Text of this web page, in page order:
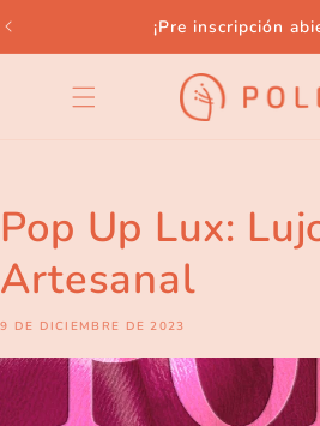
directamente
al contenido
¡Pre inscripción
Pop Up Lux:
Artesanal
9 DE DICIEMBRE DE 2023